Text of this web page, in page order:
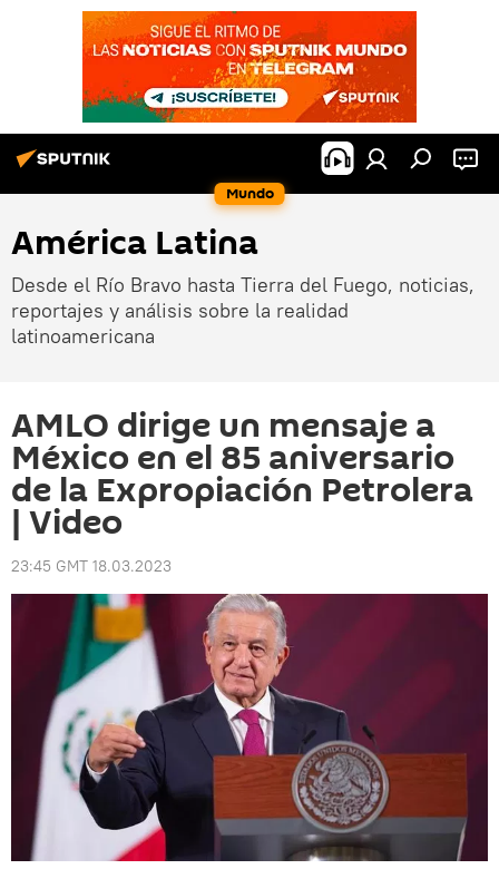
Mundo
América Latina
Desde el Río Bravo hasta Tierra del Fuego, noticias,
reportajes y análisis sobre la realidad
latinoamericana
AMLO dirige un mensaje a
México en el 85 aniversario
de la Expropiación Petrolera
| Video
23:45 GMT 18.03.2023